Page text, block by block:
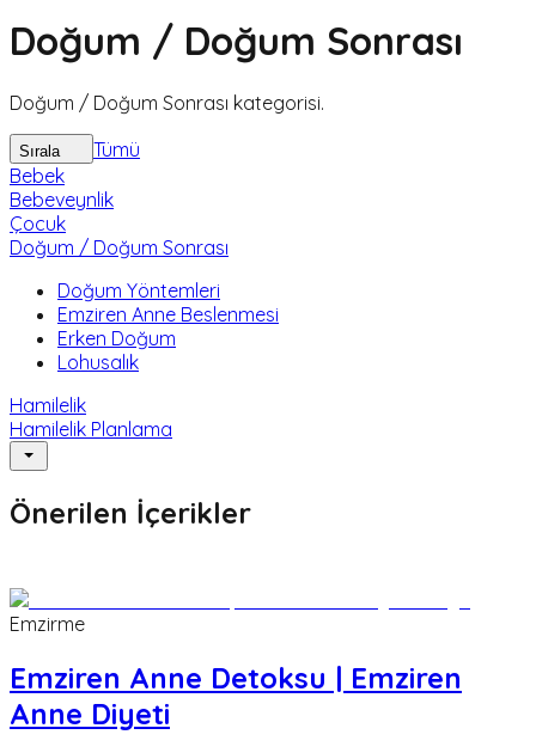
Doğum / Doğum Sonrası
Doğum / Doğum Sonrası kategorisi.
Sırala
Tümü
Bebek
Bebeveynlik
Çocuk
Doğum / Doğum Sonrası
Doğum Yöntemleri
Emziren Anne Beslenmesi
Erken Doğum
Lohusalık
Hamilelik
Hamilelik Planlama
Önerilen İçerikler
Emzirme
Emziren Anne Detoksu | Emziren
Anne Diyeti